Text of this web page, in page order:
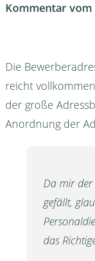
Kommentar vom
Die
reicht
der große
Anordnung der
Da mir der
gefällt,
das